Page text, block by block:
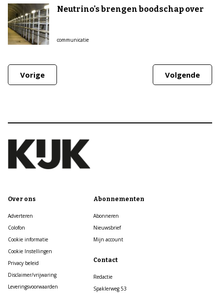
Neutrino's brengen boodschap over
communicatie
Vorige Volgende
Over ons
Adverteren
Colofon
Cookie informatie
Cookie Instellingen
Privacy beleid
Disclaimer/vrijwaring
Leveringsvoorwaarden
Abonnementen
Abonneren
Nieuwsbrief
Mijn account
Contact
Redactie
Spaklerweg 53